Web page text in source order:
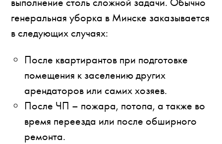
генеральная уборка в Минске заказывается
в следующих случаях:
После квартирантов при подготовке
помещения к заселению других
арендаторов или самих хозяев.
После ЧП – пожара, потопа, а также во
время переезда или после обширного
ремонта.